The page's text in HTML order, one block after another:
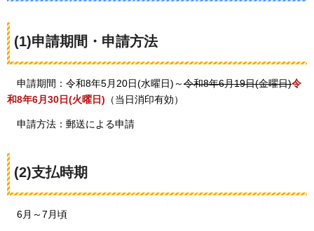
(1)申請期間・申請方法
申請期間：令和8年5月20日(水曜日)～令和8年6月19日(金曜日)令
和8年6月30日(火曜日) （当日消印有効）
申請方法：郵送による申請
(2)支払時期
6月～7月頃